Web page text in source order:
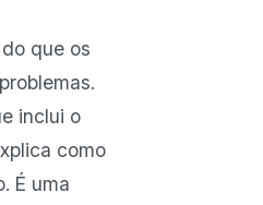
do que os
inclui o
como
É uma